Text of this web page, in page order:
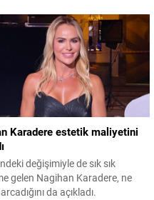
Karadere estetik maliyetini
değişimiyle de sık sık
gelen Nagihan Karadere, ne
da açıkladı.